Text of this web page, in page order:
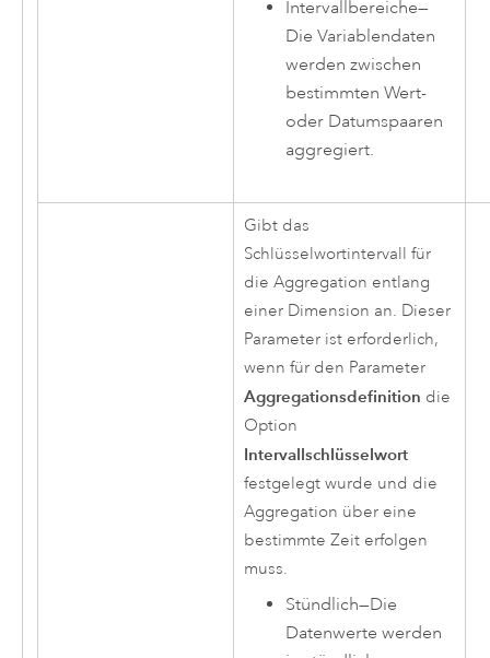
Intervallbereiche—
Die Variablendaten
werden zwischen
bestimmten Wert-
oder Datumspaaren
aggregiert.
Gibt das
Schlüsselwortintervall für
die Aggregation entlang
einer Dimension an. Dieser
Parameter ist erforderlich,
wenn für den Parameter
Aggregationsdefinition die
Option
Intervallschlüsselwort
festgelegt wurde und die
Aggregation über eine
bestimmte Zeit erfolgen
muss.
Stündlich—Die
Datenwerte werden